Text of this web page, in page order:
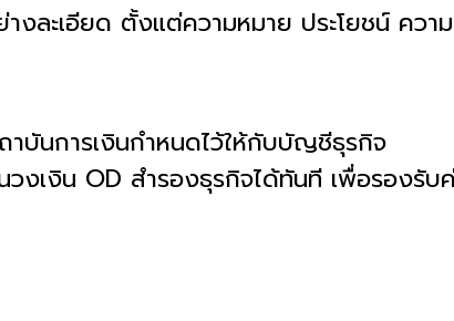
างละเอียด ตั้งแต่ความหมาย ประโยชน์ คว
บันการเงินกำหนดไว้ให้กับบัญชีธุรกิจ
งเงิน OD สำรองธุรกิจได้ทันที เพื่อรองรับค่